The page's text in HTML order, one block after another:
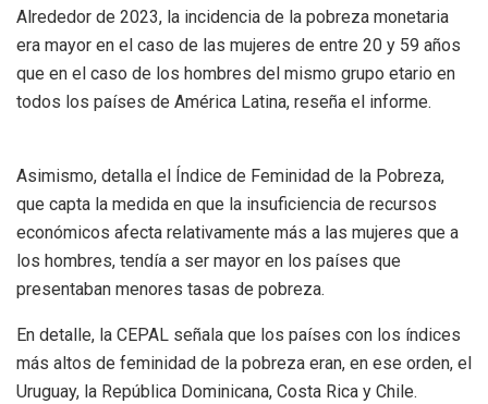
Alrededor de 2023, la incidencia de la pobreza monetaria
era mayor en el caso de las mujeres de entre 20 y 59 años
que en el caso de los hombres del mismo grupo etario en
todos los países de América Latina, reseña el informe.
Asimismo, detalla el Índice de Feminidad de la Pobreza,
que capta la medida en que la insuficiencia de recursos
económicos afecta relativamente más a las mujeres que a
los hombres, tendía a ser mayor en los países que
presentaban menores tasas de pobreza.
En detalle, la CEPAL señala que los países con los índices
más altos de feminidad de la pobreza eran, en ese orden, el
Uruguay, la República Dominicana, Costa Rica y Chile.